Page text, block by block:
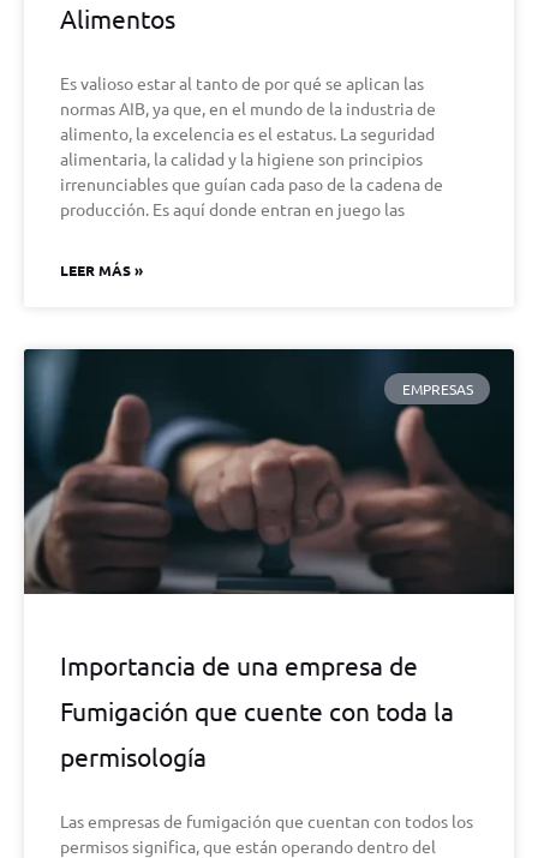
Alimentos
Es valioso estar al tanto de por qué se aplican las
normas AIB, ya que, en el mundo de la industria de
alimento, la excelencia es el estatus. La seguridad
alimentaria, la calidad y la higiene son principios
irrenunciables que guían cada paso de la cadena de
producción. Es aquí donde entran en juego las
LEER MÁS »
EMPRESAS
Importancia de una empresa de
Fumigación que cuente con toda la
permisología
Las empresas de fumigación que cuentan con todos los
permisos significa, que están operando dentro del